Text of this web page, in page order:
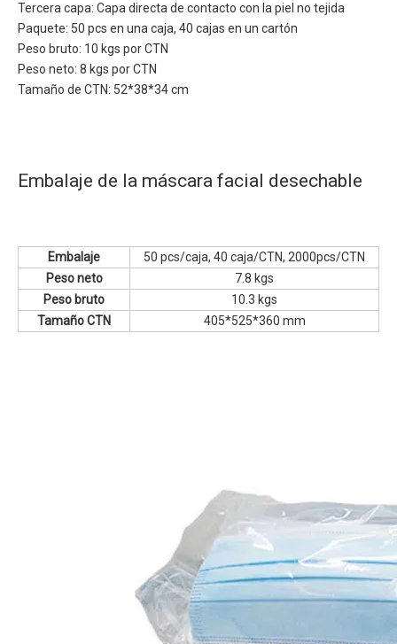
Tercera capa: Capa directa de contacto con la piel no tejida
Paquete: 50 pcs en una caja, 40 cajas en un cartón
Peso bruto: 10 kgs por CTN
Peso neto: 8 kgs por CTN
Tamaño de CTN: 52*38*34 cm
Embalaje de la máscara facial desechable
Embalaje
50 pcs/caja, 40 caja/CTN, 2000pcs/CTN
Peso neto
7.8 kgs
Peso bruto
10.3 kgs
Tamaño CTN
405*525*360 mm